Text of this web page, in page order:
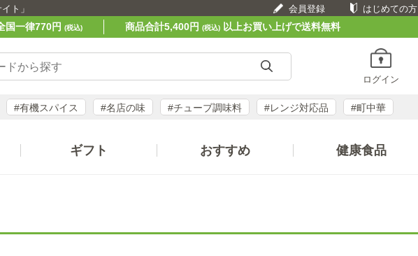
ト」 会員登録 はじめての方
国一律770円 (税込) 商品合計5,400円 (税込)以上お買い上げで送料無料
ログイン
#有機スパイス #名店の味 #チューブ調味料 #レンジ対応品 #町中華
ギフト おすすめ 健康食品